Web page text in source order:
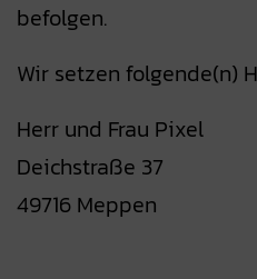
befolgen.
Wir setzen folgende(n)
Herr und Frau Pixel
Deichstraße 37
49716 Meppen